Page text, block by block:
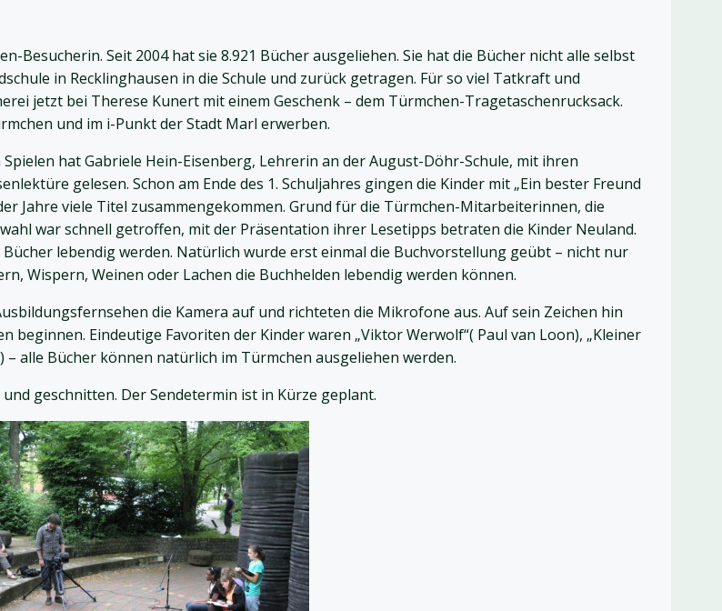
Seit 2004 hat sie 8.921 Bücher ausgeliehen. Sie hat die Bücher nicht alle selbst
in Recklinghausen in die Schule und zurück getragen. Für so viel Tatkraft und
jetzt bei Therese Kunert mit einem Geschenk – dem Türmchen-Tragetaschenrucksack.
und im i-Punkt der Stadt Marl erwerben.
hat Gabriele Hein-Eisenberg, Lehrerin an der August-Döhr-Schule, mit ihren
gelesen. Schon am Ende des 1. Schuljahres gingen die Kinder mit „Ein bester Freund
Jahre viele Titel zusammengekommen. Grund für die Türmchen-Mitarbeiterinnen, die
war schnell getroffen, mit der Präsentation ihrer Lesetipps betraten die Kinder Neuland.
lebendig werden. Natürlich wurde erst einmal die Buchvorstellung geübt – nicht nur
Wispern, Weinen oder Lachen die Buchhelden lebendig werden können.
die Kamera auf und richteten die Mikrofone aus. Auf sein Zeichen hin
Eindeutige Favoriten der Kinder waren „Viktor Werwolf“( Paul van Loon), „Kleiner
– alle Bücher können natürlich im Türmchen ausgeliehen werden.
geschnitten. Der Sendetermin ist in Kürze geplant.